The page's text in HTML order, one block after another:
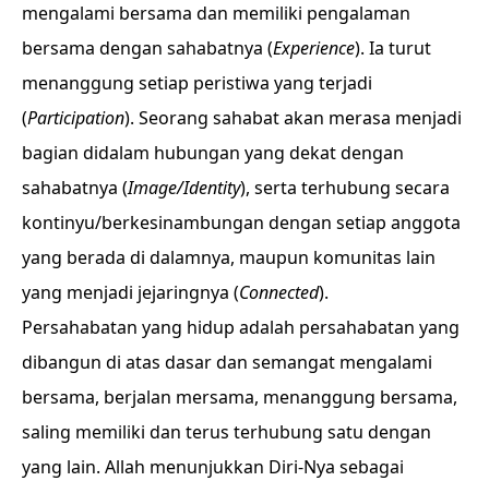
mengalami bersama dan memiliki pengalaman
bersama dengan sahabatnya (Experience). Ia turut
menanggung setiap peristiwa yang terjadi
(Participation). Seorang sahabat akan merasa menjadi
bagian didalam hubungan yang dekat dengan
sahabatnya (Image/Identity), serta terhubung secara
kontinyu/berkesinambungan dengan setiap anggota
yang berada di dalamnya, maupun komunitas lain
yang menjadi jejaringnya (Connected).
Persahabatan yang hidup adalah persahabatan yang
dibangun di atas dasar dan semangat mengalami
bersama, berjalan mersama, menanggung bersama,
saling memiliki dan terus terhubung satu dengan
yang lain. Allah menunjukkan Diri-Nya sebagai